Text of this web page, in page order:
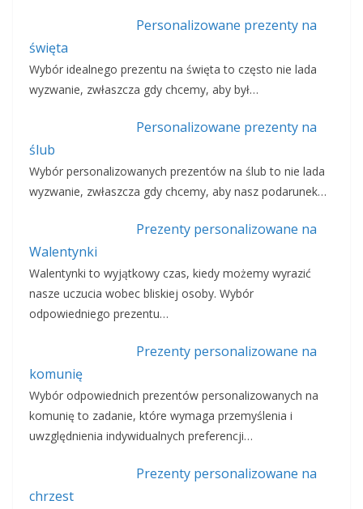
Personalizowane prezenty na
święta
Wybór idealnego prezentu na święta to często nie lada
wyzwanie, zwłaszcza gdy chcemy, aby był…
Personalizowane prezenty na
ślub
Wybór personalizowanych prezentów na ślub to nie lada
wyzwanie, zwłaszcza gdy chcemy, aby nasz podarunek…
Prezenty personalizowane na
Walentynki
Walentynki to wyjątkowy czas, kiedy możemy wyrazić
nasze uczucia wobec bliskiej osoby. Wybór
odpowiedniego prezentu…
Prezenty personalizowane na
komunię
Wybór odpowiednich prezentów personalizowanych na
komunię to zadanie, które wymaga przemyślenia i
uwzględnienia indywidualnych preferencji…
Prezenty personalizowane na
chrzest